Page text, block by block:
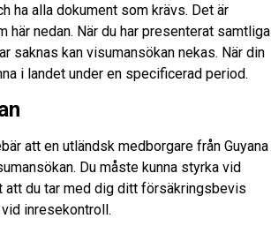
ha alla dokument som krävs. Det är
nedan. När du har presenterat samtliga
saknas kan visumansökan nekas. När din
i landet under en specificerad period.
att en utländsk medborgare från Guyana
Du måste kunna styrka vid
du tar med dig ditt försäkringsbevis
inresekontroll.